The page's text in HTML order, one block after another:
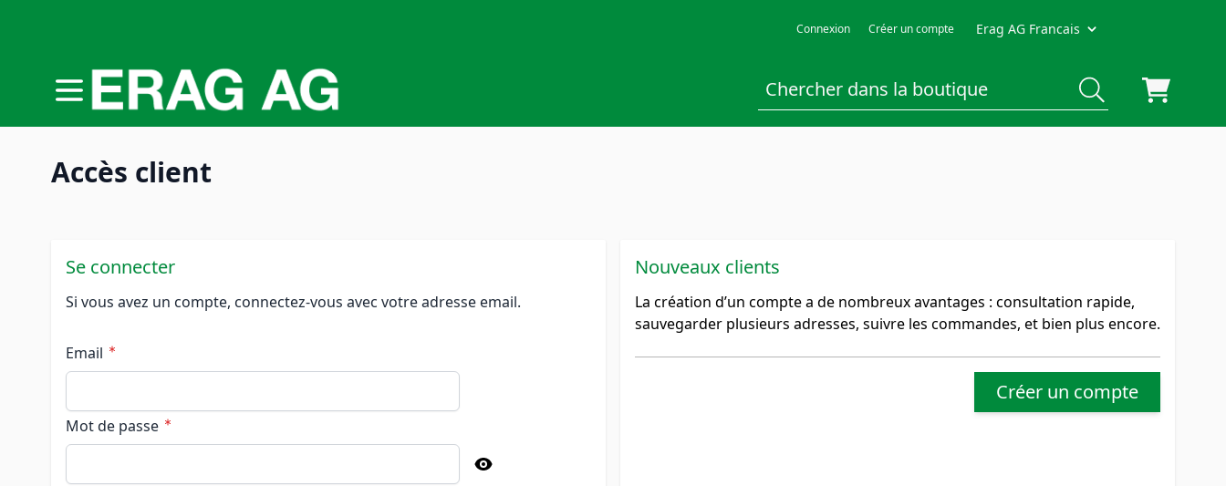
Connexion Créer un compte Erag AG Francais
Accès client
Se connecter
Si vous avez un compte, connectez-vous avec votre adresse email.
Email
Mot de passe
Nouveaux clients
La création d’un compte a de nombreux avantages : consultation rapide,
sauvegarder plusieurs adresses, suivre les commandes, et bien plus encore.
Créer un compte